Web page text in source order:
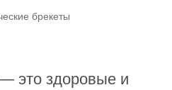
брекеты
это здоровые и